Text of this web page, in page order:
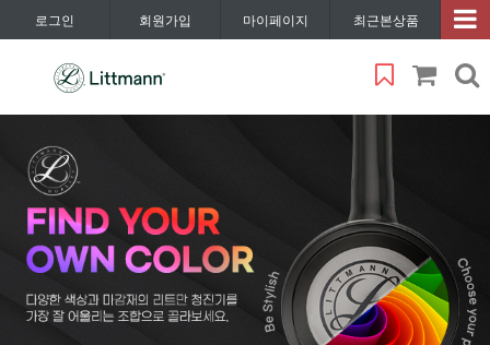
로그인 회원가입 마이페이지 최근본상품